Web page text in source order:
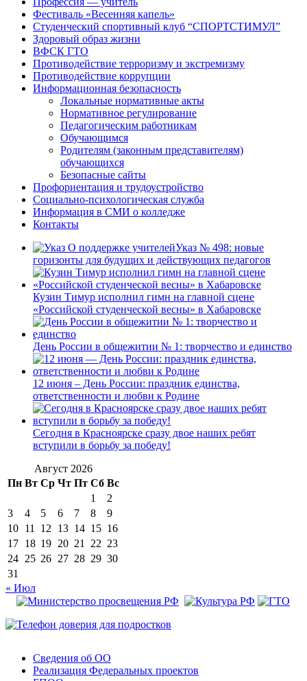
Фестиваль «Весенняя капель»
Студенческий спортивный клуб “СПОРТСТИМУЛ”
Здоровый образ жизни
ВФСК ГТО
Противодействие терроризму и экстремизму
Противодействие коррупции
Информационная безопасность
Локальные нормативные акты
Нормативное регулирование
Педагогическим работникам
Обучающимся
Родителям (законным представителям)
обучающихся
Безопасные сайты
Профориентация и трудоустройство
Социально-психологическая служба
Информация в СМИ о колледже
Контакты
Указ № 498: новые
горизонты для будущих и действующих педагогов
Кузин Тимур исполнил гимн на главной сцене
«Российской студенческой весны» в Хабаровске
День России в общежитии № 1: творчество и единство
12 июня – День России: праздник единства,
ответственности и любви к Родине
Сегодня в Красноярске сразу двое наших ребят
вступили в борьбу за победу!
Август 2026
Пн Вт Ср Чт Пт Сб Вс
1
2
3
4 5 6 7 8
9
10 11 12 13 14 15 16
17 18 19 20 21 22 23
24 25 26 27 28 29 30
31
« Июл
Сведения об ОО
Реализация Федеральных проектов